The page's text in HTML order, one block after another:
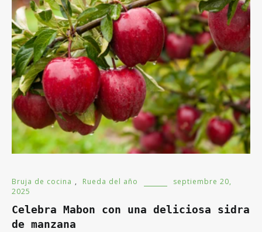
Bruja de cocina , Rueda del año
septiembre 20,
2025
Celebra Mabon con una deliciosa sidra
de manzana